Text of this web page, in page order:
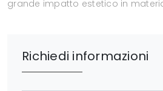
grande impatto estetico in
Richiedi informazioni